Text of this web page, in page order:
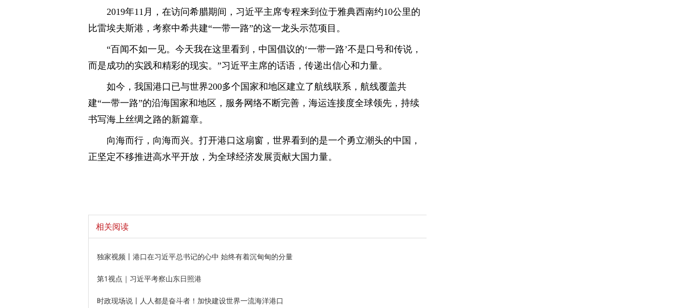
2019年11月，在访问希腊期间，习近平主席专程来到位于雅典西南约10公里的
比雷埃夫斯港，考察中希共建“一带一路”的这一龙头示范项目。
“百闻不如一见。今天我在这里看到，中国倡议的‘一带一路’不是口号和传说，
而是成功的实践和精彩的现实。”习近平主席的话语，传递出信心和力量。
如今，我国港口已与世界200多个国家和地区建立了航线联系，航线覆盖共
建“一带一路”的沿海国家和地区，服务网络不断完善，海运连接度全球领先，持续
书写海上丝绸之路的新篇章。
向海而行，向海而兴。打开港口这扇窗，世界看到的是一个勇立潮头的中国，
正坚定不移推进高水平开放，为全球经济发展贡献大国力量。
相关阅读
独家视频丨港口在习近平总书记的心中 始终有着沉甸甸的分量
第1视点｜习近平考察山东日照港
时政现场说丨人人都是奋斗者！加快建设世界一流海洋港口